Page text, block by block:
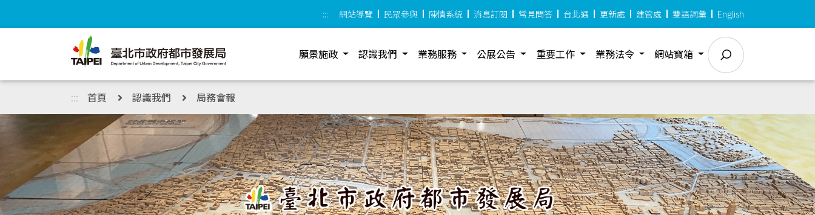
::: 網站導覽 民眾參與 陳情系統 消息訂閱 常見問答 台北通 更新處 建管處 雙語詞彙 English
願景施政 認識我們 業務服務 公展公告 重要工作 業務法令 網站寶箱
::: 首頁 認識我們 局務會報